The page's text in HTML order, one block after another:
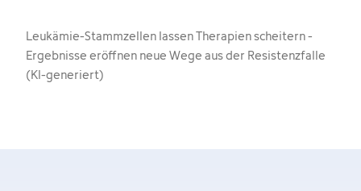
Leukämie-Stammzellen lassen Therapien scheitern -
Ergebnisse eröffnen neue Wege aus der Resistenzfalle
(KI-generiert)